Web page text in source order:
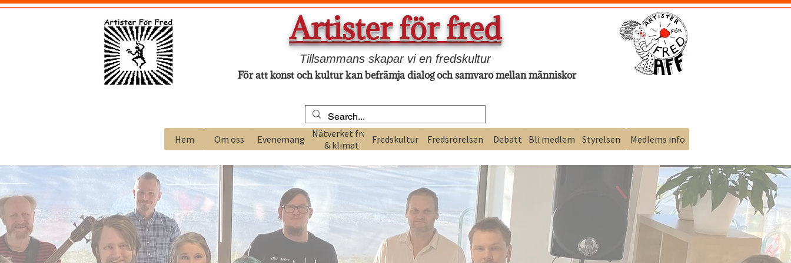
Artister för fred
Tillsammans skapar vi en fredskultur
För att konst och kultur kan befrämja dialog och samvaro mellanmänniskor
Hem Om oss Evenemang
Nätverket fred
& klimat
Fredskultur Fredsrörelsen Debatt Bli medlem Styrelsen Medlems info